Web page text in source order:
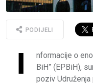
PODIJELI
I
nformacije o
BiH” (EPBiH),
poziv